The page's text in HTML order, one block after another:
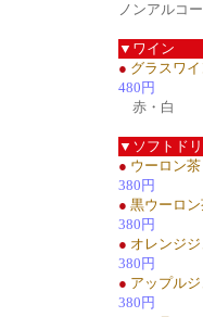
ノンアルコ
▼ワイン
● グラスワ
480円
赤・白
▼ソフトド
● ウーロン茶
380円
● 黒ウーロ
380円
● オレンジ
380円
● アップル
380円